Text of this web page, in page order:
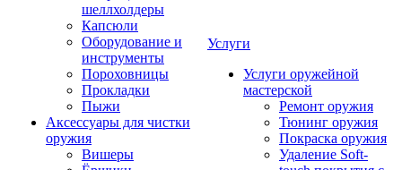
шеллхолдеры
Капсюли
Оборудование и
инструменты
Пороховницы
Прокладки
Пыжи
Аксессуары для чистки
оружия
Вишеры
Услуги
Услуги оружейной
мастерской
Ремонт оружия
Тюнинг оружия
Покраска оружия
Удаление Soft-